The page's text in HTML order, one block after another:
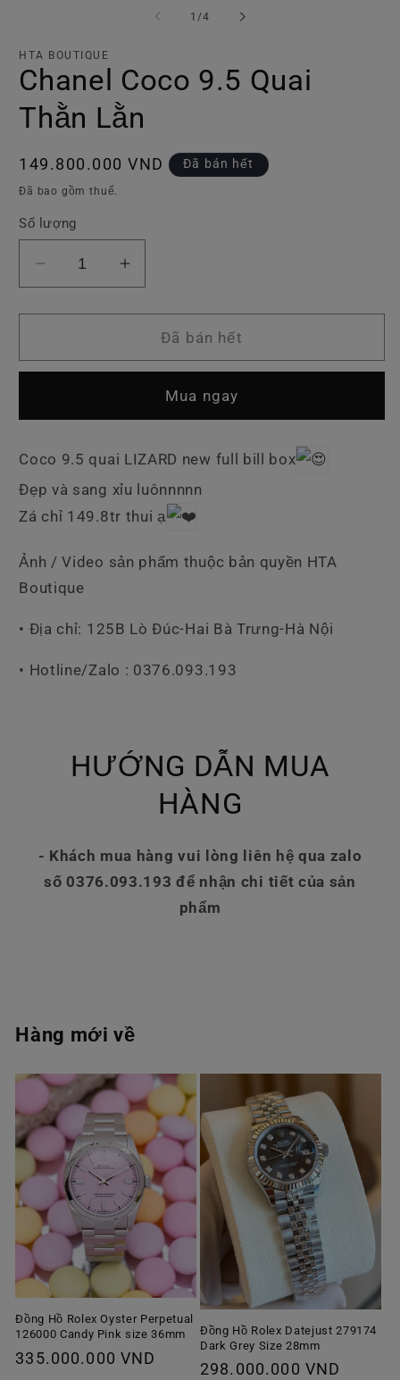
hộp
tương
tác
1/trong
4
HTA BOUTIQUE
Chanel Coco 9.5 Quai
Thằn Lằn
Giá
thông
149.800.000 VND Đã bán hết
Đã bao gồm thuế.
Số lượng
Giảm
số
lượng
Chanel
Quai
Lằn
Tăng
số
lượng
Chanel
Quai
Lằn
Đã bán hết
Mua ngay
Coco 9.5 quai LIZARD new full bill box
Đẹp và sang xỉu luônnnnn
Zá chỉ 149.8tr thui ạ
Ảnh / Video sản phẩm thuộc bản quyền HTA
Boutique
• Địa chỉ: 125B Lò Đúc-Hai Bà Trưng-Hà Nội
• Hotline/Zalo : 0376.093.193
HƯỚNG DẪN MUA
HÀNG
- Khách mua hàng vui lòng liên hệ qua zalo
số 0376.093.193 để nhận chi tiết của sản
phẩm
Hàng mới về
Đồng Hồ Rolex Oyster Perpetual
126000 Candy Pink size 36mm
Giá
335.000.000 VND
Đồng Hồ Rolex Datejust 279174
Dark Grey Size 28mm
Giá
298.000.000 VND